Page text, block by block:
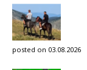
posted on 03.08.2026